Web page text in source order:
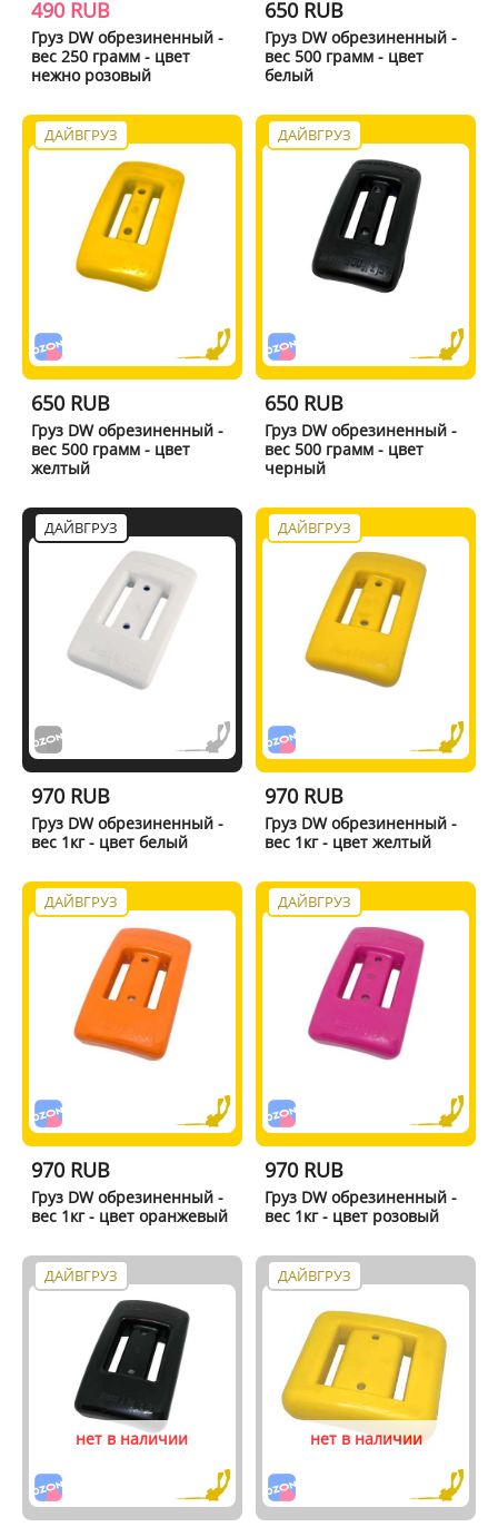
490 RUB
Груз DW обрезиненный -
вес 250 грамм - цвет
нежно розовый
650 RUB
Груз DW обрезиненный -
вес 500 грамм - цвет
белый
ДАЙВГРУЗ
650 RUB
Груз DW обрезиненный -
вес 500 грамм - цвет
желтый
ДАЙВГРУЗ
650 RUB
Груз DW обрезиненный -
вес 500 грамм - цвет
черный
ДАЙВГРУЗ
970 RUB
Груз DW обрезиненный -
вес 1кг - цвет белый
ДАЙВГРУЗ
970 RUB
Груз DW обрезиненный -
вес 1кг - цвет желтый
ДАЙВГРУЗ
970 RUB
Груз DW обрезиненный -
вес 1кг - цвет оранжевый
ДАЙВГРУЗ
970 RUB
Груз DW обрезиненный -
вес 1кг - цвет розовый
ДАЙВГРУЗ
нет в наличии
ДАЙВГРУЗ
нет в наличии